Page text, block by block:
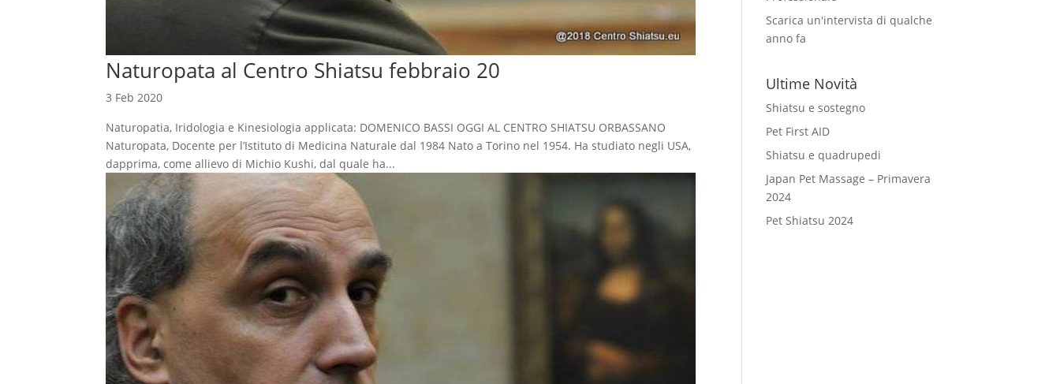
Naturopata al Centro Shiatsu febbraio 20
3 Feb 2020
Naturopatia, Iridologia e Kinesiologia applicata: DOMENICO BASSI OGGI AL CENTRO SHIATSU ORBASSANO
Naturopata, Docente per l’Istituto di Medicina Naturale dal 1984 Nato a Torino nel 1954. Ha studiato negli USA,
dapprima, come allievo di Michio Kushi, dal quale ha...
Scarica un'intervista di qualche
anno fa
Ultime Novità
Shiatsu e sostegno
Pet First AID
Shiatsu e quadrupedi
Japan Pet Massage – Primavera
2024
Pet Shiatsu 2024